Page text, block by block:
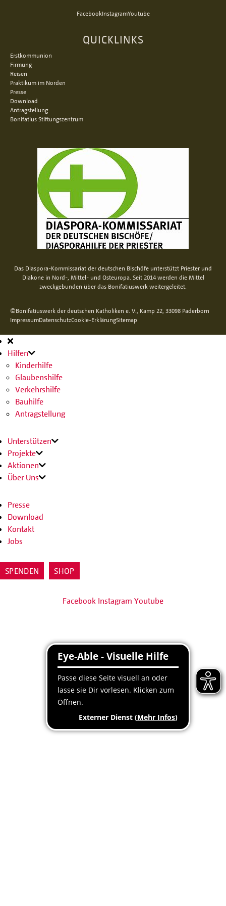
FacebookInstagramYoutube
QUICKLINKS
Erstkommunion
Firmung
Reisen
Praktikum im Norden
Presse
Download
Antragstellung
Bonifatius Stiftungszentrum
Das Diaspora-Kommissariat der deutschen Bischöfe unterstützt Priester und
Diakone in Nord-, Mittel- und Osteuropa. Seit 2014 werden die Mittel
zweckgebunden über das Bonifatiuswerk weitergeleitet.
©Bonifatiuswerk der deutschen Katholiken e. V., Kamp 22, 33098 Paderborn
ImpressumDatenschutzCookie-ErklärungSitemap
Hauptnavigation
Hilfen
Kinderhilfe
Glaubenshilfe
Verkehrshilfe
Bauhilfe
Antragstellung
Unterstützen
Projekte
Aktionen
Über Uns
Presse
Download
Kontakt
Jobs
SPENDEN SHOP
Facebook Instagram Youtube